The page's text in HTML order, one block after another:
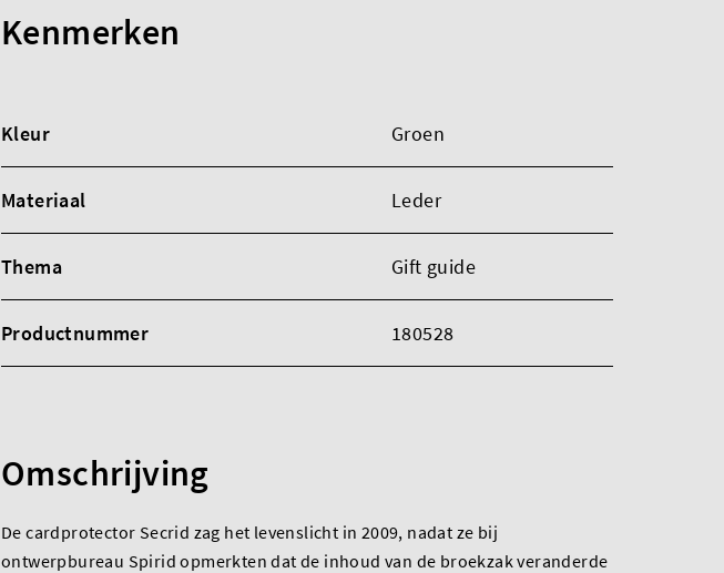
Kenmerken
Kleur Groen
Materiaal Leder
Thema Gift guide
Productnummer 180528
Omschrijving
De cardprotector Secrid zag het levenslicht in 2009, nadat ze bij
ontwerpbureau Spirid opmerkten dat de inhoud van de broekzak veranderde